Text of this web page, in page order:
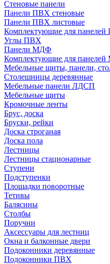
Стеновые панели
Панели ПВХ стеновые
Панели ПВХ листовые
Комплектующие для
Углы ПВХ
Панели МДФ
Комплектующие для
Мебельные щиты, панели,
Столешницы деревянные
Мебельные панели ЛДСП
Мебельные щиты
Кромочные ленты
Брус, доска
Бруски, рейки
Доска строганая
Доска пола
Лестницы
Лестницы стационарные
Ступени
Подступенки
Площадки поворотные
Тетивы
Балясины
Столбы
Поручни
Аксессуары для лестниц
Окна и балконные двери
Подоконники деревянные
Подоконники ПВХ